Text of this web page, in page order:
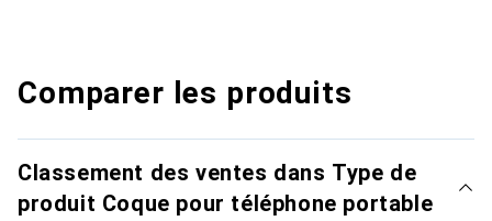
Comparer les produits
Classement des ventes dans Type de
produit Coque pour téléphone portable